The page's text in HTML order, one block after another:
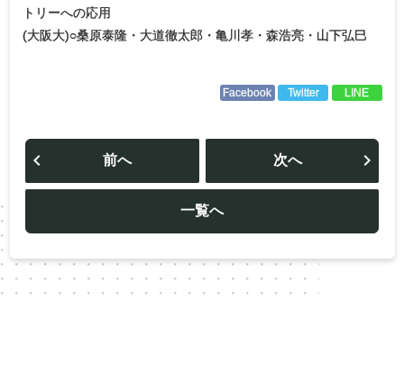
トリーへの応用
(大阪大)○桑原泰隆・大道徹太郎・亀川孝・森浩亮・山下弘巳
Facebook Twitter LINE
投
ビ
ゲ
ー
シ
ョ
前へ
一覧へ
次へ